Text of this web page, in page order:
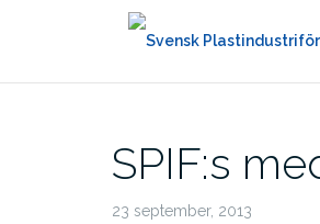
SPIF:s
23 september, 2013